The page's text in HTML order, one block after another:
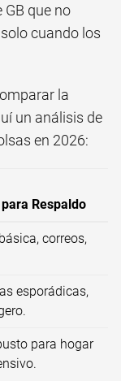
que no
cuando los
la
un análisis de
en 2026:
Respaldo
correos,
esporádicas,
para hogar